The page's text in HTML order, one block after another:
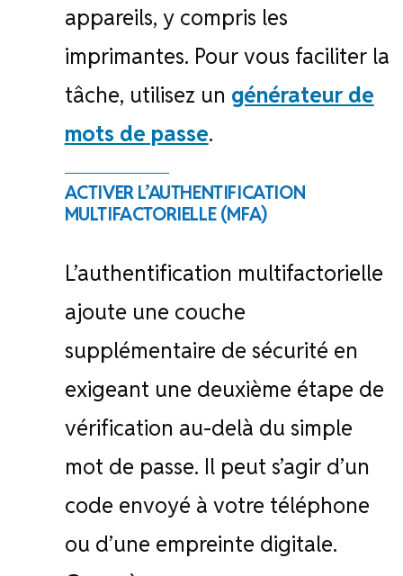
appareils, y compris les
imprimantes. Pour vous faciliter la
tâche, utilisez un générateur de
mots de passe.
ACTIVER L’AUTHENTIFICATION
MULTIFACTORIELLE (MFA)
L’authentification multifactorielle
ajoute une couche
supplémentaire de sécurité en
exigeant une deuxième étape de
vérification au-delà du simple
mot de passe. Il peut s’agir d’un
code envoyé à votre téléphone
ou d’une empreinte digitale.